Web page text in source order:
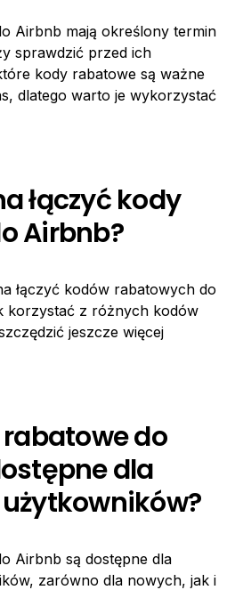
Airbnb mają określony termin
sprawdzić przed ich
kody rabatowe są ważne
dlatego warto je wykorzystać
łączyć kody
Airbnb?
łączyć kodów rabatowych do
korzystać z różnych kodów
jeszcze więcej
rabatowe do
dla
Airbnb są dostępne dla
zarówno dla nowych, jak i